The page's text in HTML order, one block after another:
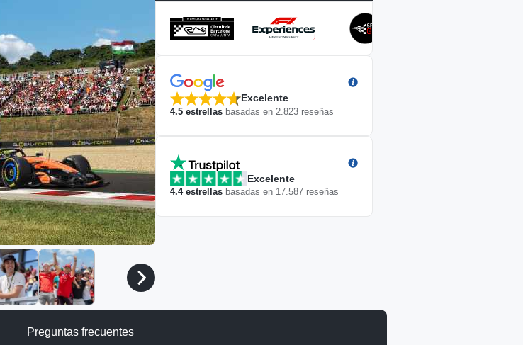
Excelente
4.5 estrellas basadas en 2.823 reseñas
Excelente
4.4estrellas basadas en 17.587 reseñas
Preguntas frecuentes